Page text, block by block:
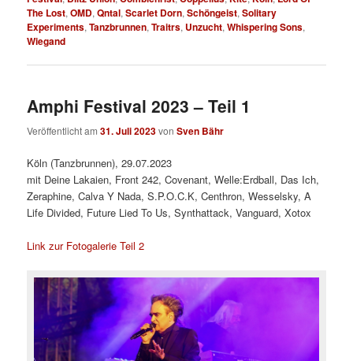
The Lost,OMD,Qntal,Scarlet Dorn,Schöngeist,Solitary
Experiments,Tanzbrunnen,Traitrs, Unzucht,Whispering Sons,
Wiegand
Amphi Festival 2023 – Teil 1
Veröffentlicht am31. Juli 2023vonSven Bähr
Köln (Tanzbrunnen), 29.07.2023
mit Deine Lakaien, Front 242, Covenant, Welle:Erdball, Das Ich,
Zeraphine, Calva Y Nada, S.P.O.C.K, Centhron, Wesselsky, A
Life Divided, Future Lied To Us, Synthattack, Vanguard, Xotox
Link zur Fotogalerie Teil 2